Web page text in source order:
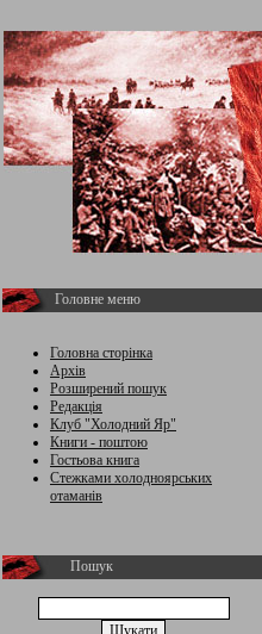
Головне меню
Головна сторінка
Архів
Розширений пошук
Редакція
Клуб "Холодний Яр"
Книги - поштою
Гостьова книга
Стежками холодноярських
отаманів
Пошук